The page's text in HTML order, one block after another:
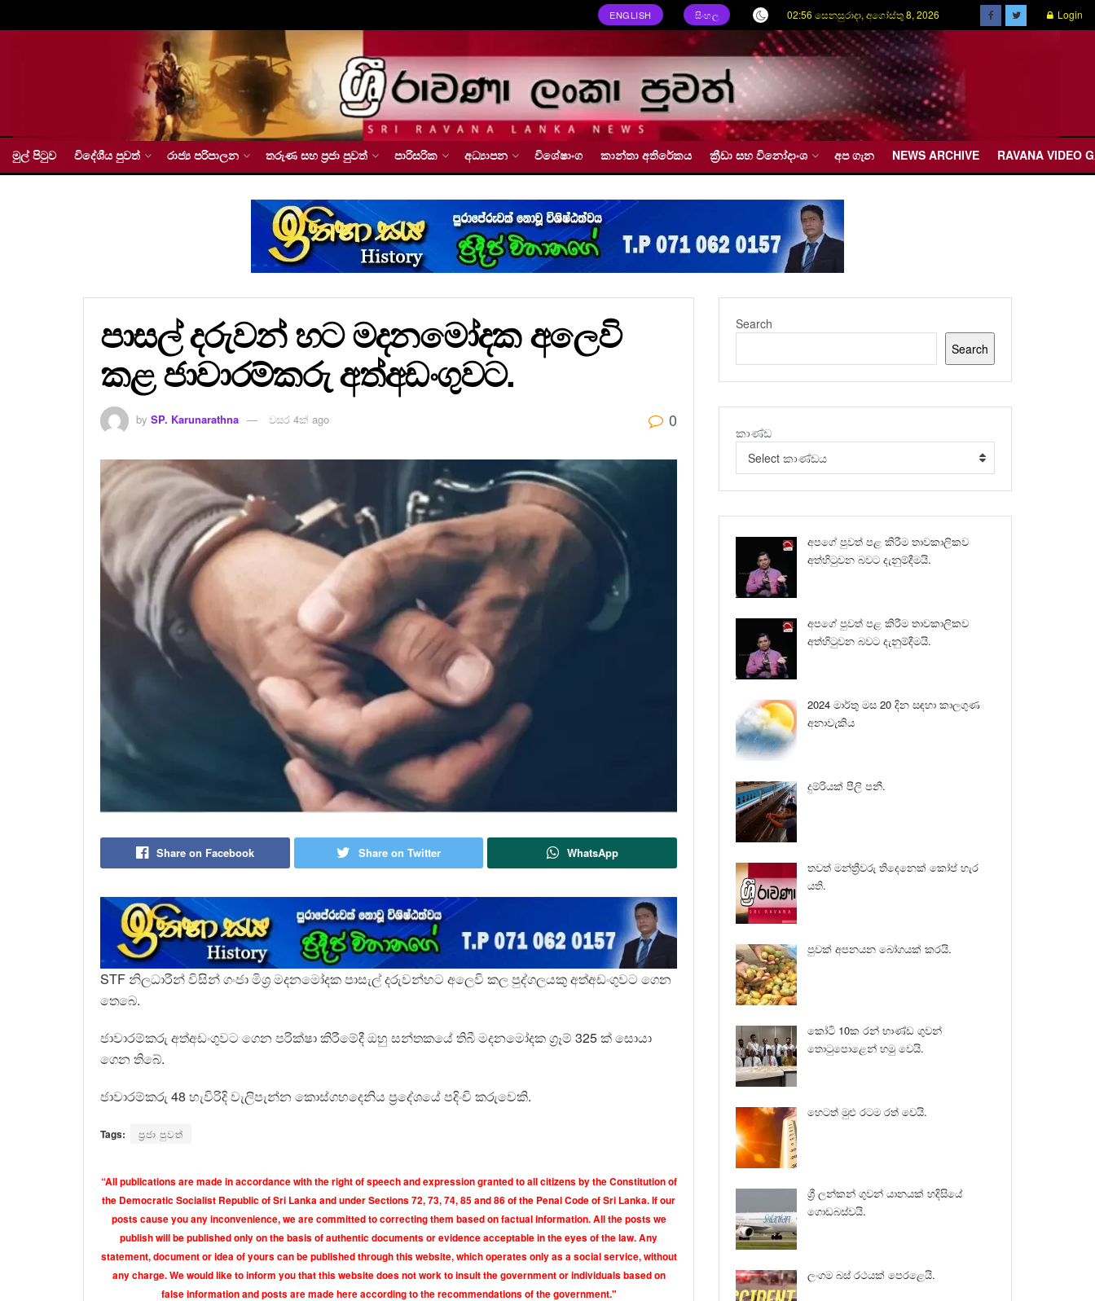
ENGLISH සිංහල 02:56 සෙනසුරාදා, අගෝස්තු 8, 2026 Login
මුල් පිටුව විදේශීය පුවත් රාජ්‍ය පරිපාලන තරුණ සහ ප්‍රජා පුවත් පාරිසරික අධ්‍යාපන විශේෂාංග කාන්තා අතිරේකය ක්‍රීඩා සහ විනෝදාංශ අප ගැන NEWS ARCHIVE RAVANA VIDEO
පාසල් දරුවන් හට මදනමෝදක අලෙවි
කළ ජාවාරම්කරු අත්අඩංගුවට.
by SP. Karunarathna වසර 4ක් ago 0
Share on Facebook Share on Twitter WhatsApp
STF නිලධාරීන් විසින් ගංජා මිශ්‍ර මදනමෝදක පාසැල් දරුවන්හට අලෙවි කල පුද්ගලයකු අත්අඩංගුවට ගෙන
තෙබෙ.
ජාවාරම්කරු අත්අඩංගුවට ගෙන පරික්ෂා කිරීමේදී ඔහු සන්තකයේ තිබී මදනමෝදක ග්‍රෑම් 325 ක් සොයා
ගෙන තිබේ.
ජාවාරම්කරු 48 හැවිරිදි වැලිපැන්න කොස්ගහදෙනිය ප්‍රදේශයේ පදිංචි කරුවෙකි.
Tags: ප්‍රජා පුවත්
“All publications are made in accordance with the right of speech and expression granted to all citizens by the Constitution of
the Democratic Socialist Republic of Sri Lanka and under Sections 72, 73, 74, 85 and 86 of the Penal Code of Sri Lanka. If our
posts cause you any inconvenience, we are committed to correcting them based on factual information. All the posts we
publish will be published only on the basis of authentic documents or evidence acceptable in the eyes of the law. Any
statement, document or idea of yours can be published through this website, which operates only as a social service, without
any charge. We would like to inform you that this website does not work to insult the government or individuals based on
false information and posts are made here according to the recommendations of the government."
Search
Search
කාණ්ඩ
Select කාණ්ඩය
අපගේ පුවත් පළ කිරීම තාවකාලිකව
අත්හිටුවන බවට දැනුම්දීමයි.
අපගේ පුවත් පළ කිරීම තාවකාලිකව
අත්හිටුවන බවට දැනුම්දීමයි.
2024 මාර්තු මස 20 දින සඳහා කාලගුණ
අනාවැකිය
දුම්රියක් පීලි පනී.
තවත් මන්ත්‍රීවරු තිදෙනෙක් කෝප් හැර
යති.
පුවක් අපනයන බෝගයක් කරයි.
කෝටි 10ක රන් භාණ්ඩ ගුවන්
තොටුපොළෙන් හමු වෙයි.
හෙටත් මුළු රටම රත් වෙයි.
ශ්‍රී ලන්කන් ගුවන් යානයක් හදිසියේ
ගොඩබස්වයි.
ලංගම බස් රථයක් පෙරළෙයි.